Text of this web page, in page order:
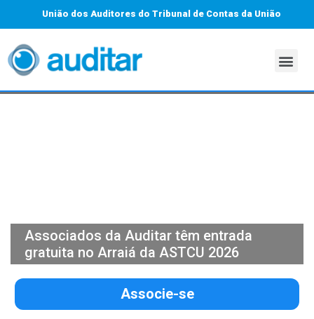
União dos Auditores do Tribunal de Contas da União
Associados da Auditar têm entrada
gratuita no Arraiá da ASTCU 2026
Associe-se